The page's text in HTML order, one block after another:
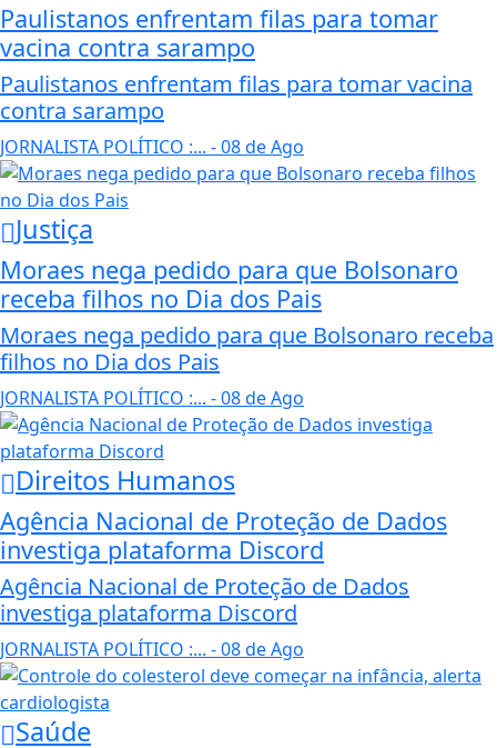
Paulistanos enfrentam filas para tomar
vacina contra sarampo
Paulistanos enfrentam filas para tomar vacina
contra sarampo
JORNALISTA POLÍTICO :... - 08 de Ago
Justiça
Moraes nega pedido para que Bolsonaro
receba filhos no Dia dos Pais
Moraes nega pedido para que Bolsonaro receba
filhos no Dia dos Pais
JORNALISTA POLÍTICO :... - 08 de Ago
Direitos Humanos
Agência Nacional de Proteção de Dados
investiga plataforma Discord
Agência Nacional de Proteção de Dados
investiga plataforma Discord
JORNALISTA POLÍTICO :... - 08 de Ago
Saúde